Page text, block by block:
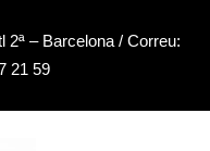
2ª – Barcelona / Correu:
21 59